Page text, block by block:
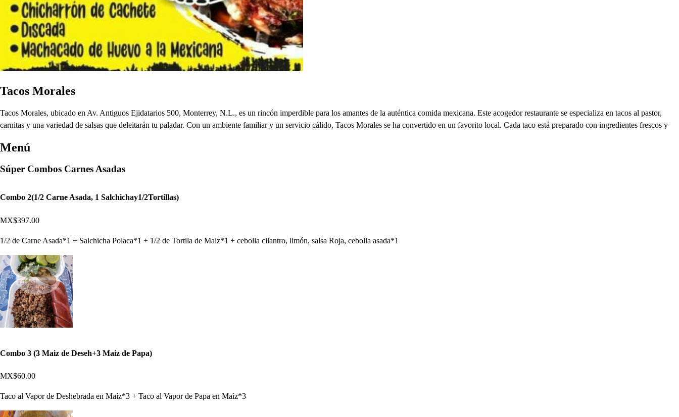
Tacos Morales
Tacos Morales, ubicado en Av. Antiguos Ejidatarios 500, Monterrey, N.L., es un rincón imperdible para los amantes de la auténtica comida mexicana. Este acogedor restaurante se especializa en tacos al pastor,
carnitas y una variedad de salsas que deleitarán tu paladar. Con un ambiente familiar y un servicio cálido, Tacos Morales se ha convertido en un favorito local. Cada taco está preparado con ingredientes frescos y
Menú
Súper Combos Carnes Asadas
Combo 2(1/2 Carne Asada, 1 Salchichay1/2Tortillas)
MX$397.00
1/2 de Carne Asada*1 + Salchicha Polaca*1 + 1/2 de Tortila de Maiz*1 + cebolla cilantro, limón, salsa Roja, cebolla asada*1
Combo 3 (3 Maiz de Deseh+3 Maiz de Papa)
MX$60.00
Taco al Vapor de Deshebrada en Maíz*3 + Taco al Vapor de Papa en Maíz*3